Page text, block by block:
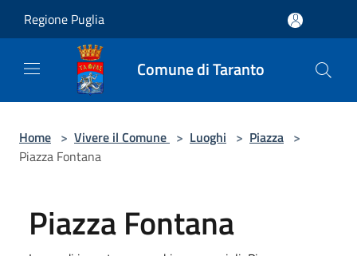
Regione Puglia
Comune di Taranto
Home > Vivere il Comune > Luoghi > Piazza >
Piazza Fontana
Piazza Fontana